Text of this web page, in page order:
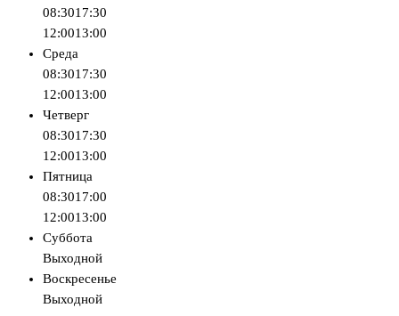
08:3017:30
12:0013:00
Среда
08:3017:30
12:0013:00
Четверг
08:3017:30
12:0013:00
Пятница
08:3017:00
12:0013:00
Суббота
Выходной
Воскресенье
Выходной